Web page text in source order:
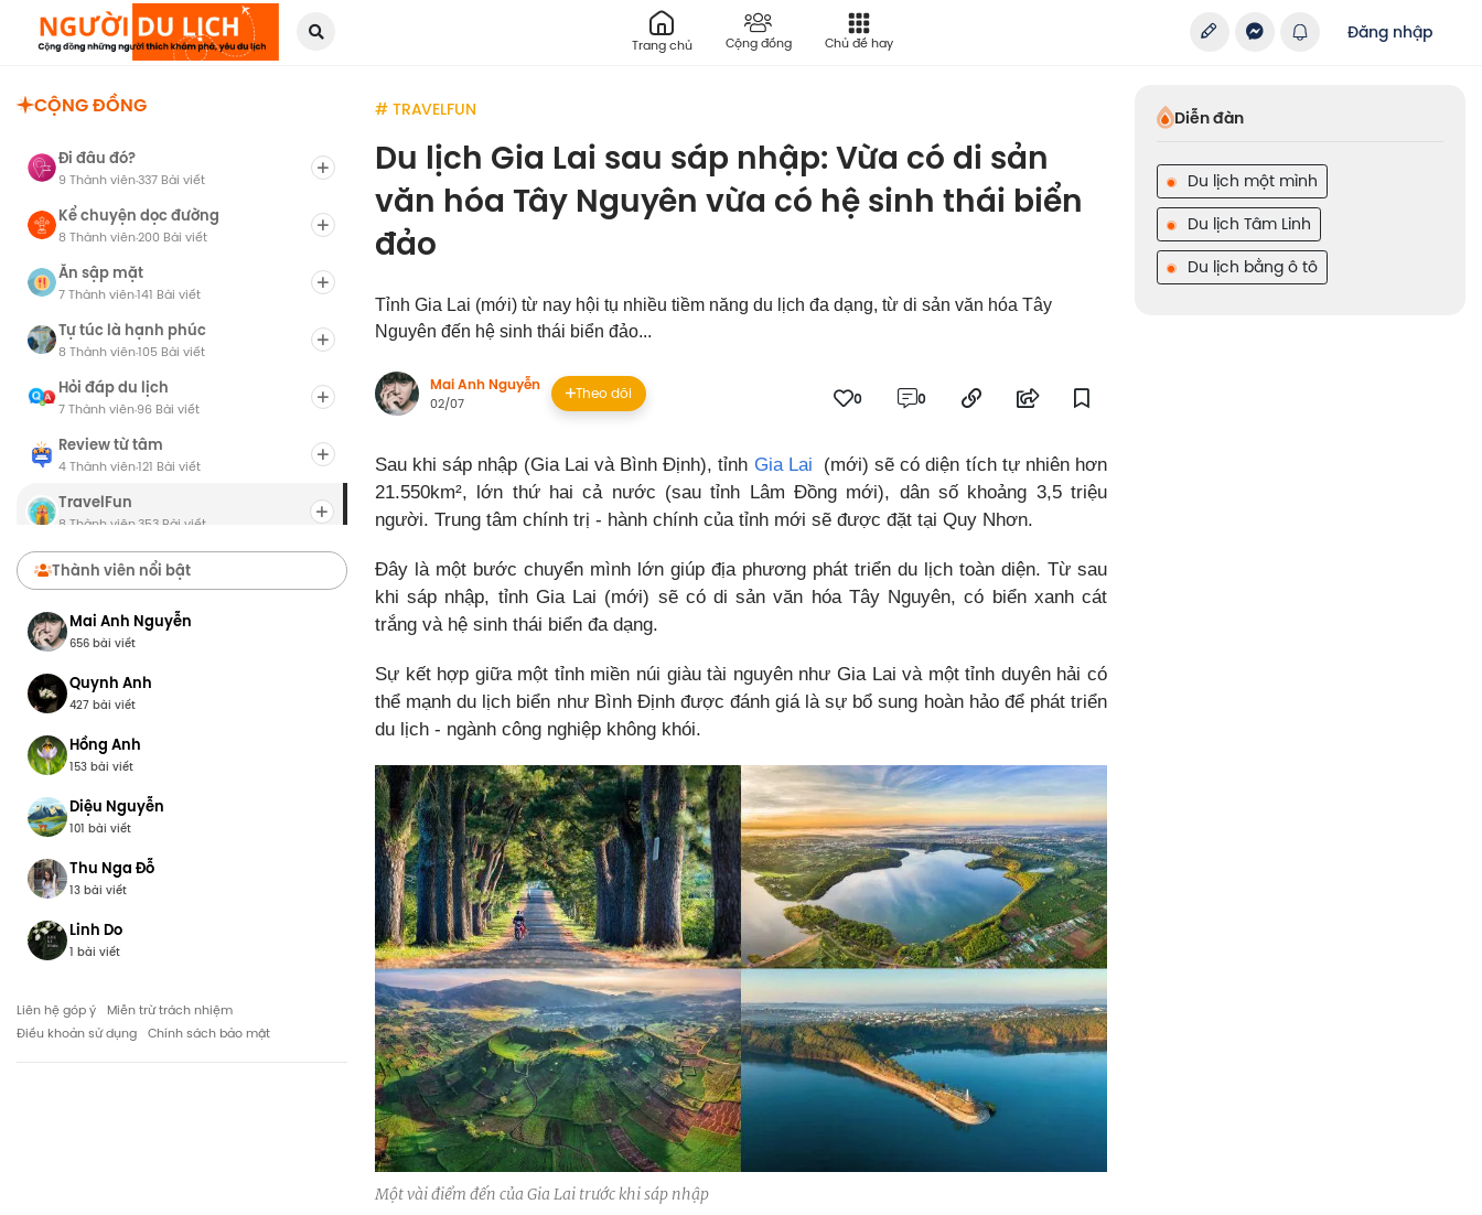
Trang chủ Cộng đồng Chủ đề hay
Đăng nhập
CỘNG ĐỒNG
Đi đâu đó?
9 Thành viên·337 Bài viết
Kể chuyện dọc đường
8 Thành viên·200 Bài viết
Ăn sập mặt
7 Thành viên·141 Bài viết
Tự túc là hạnh phúc
8 Thành viên·105 Bài viết
Hỏi đáp du lịch
7 Thành viên·96 Bài viết
Review từ tâm
4 Thành viên·121 Bài viết
TravelFun
8 Thành viên353 Bài viết
Chợ Du Lịch
8 Thành viên 0 Bài viết
Thành viên nổi bật
Mai Anh Nguyễn
656 bài viết
Quynh Anh
427 bài viết
Hồng Anh
153 bài viết
Diệu Nguyễn
101 bài viết
Thu Nga Đỗ
13 bài viết
Linh Do
1 bài viết
Liên hệ góp ý
Miễn trừ trách nhiệm
Điều khoản sử dụng
Chính sách bảo mật
# TRAVELFUN
Du lịch Gia Lai sau sáp nhập: Vừa có di sản
văn hóa Tây Nguyên vừa có hệ sinh thái biển
đảo
Tỉnh Gia Lai (mới) từ nay hội tụ nhiều tiềm năng du lịch đa dạng, từ di sản văn hóa Tây
Nguyên đến hệ sinh thái biển đảo...
Mai Anh Nguyễn
02/07
Theo dõi 0 0
Sau khi sáp nhập (Gia Lai và Bình Định), tỉnh Gia Lai
(mới) sẽ có diện tích tự nhiên hơn
21.550km², lớn thứ hai cả nước (sau tỉnh Lâm Đồng mới), dân số khoảng 3,5 triệu
người. Trung tâm chính trị - hành chính của tỉnh mới sẽ được đặt tại Quy Nhơn.
Đây là một bước chuyển mình lớn giúp địa phương phát triển du lịch toàn diện. Từ sau
khi sáp nhập, tỉnh Gia Lai (mới) sẽ có di sản văn hóa Tây Nguyên, có biển xanh cát
trắng và hệ sinh thái biển đa dạng.
Sự kết hợp giữa một tỉnh miền núi giàu tài nguyên như Gia Lai và một tỉnh duyên hải có
thể mạnh du lịch biển như Bình Định được đánh giá là sự bổ sung hoàn hảo để phát triển
du lịch - ngành công nghiệp không khói.
Một vài điểm đến của Gia Lai trước khi sáp nhập
Diễn đàn
Du lịch một mình
Du lịch Tâm Linh
Du lịch bằng ô tô